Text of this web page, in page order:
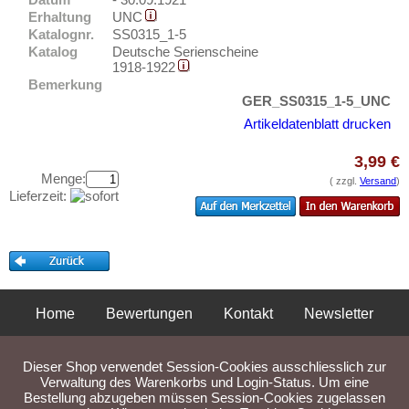
Emmendingen
Emmerich
Ems, Bad
Erkelenz
Eschershausen
Eschwege
Essen
Esslingen
Testbanknoten
Banknotenbriefe
Kataloge
Aufbewahrung
Kontakt
Preislisten
Ankauf
Erhaltungsgrade
FAQ
Erhaltung
UNC
Katalognr.
SS0315_1-5
Katalog
Deutsche Serienscheine
1918-1922
Bemerkung
GER_SS0315_1-5_UNC
Artikeldatenblatt drucken
Menge:
Lieferzeit:
3,99 €
( zzgl. Versand)
Home Bewertungen Kontakt
Newsletter
Liefer- und Versandkosten
Dieser Shop verwendet Session-Cookies ausschliesslich zur
Verwaltung des Warenkorbs und Login-Status. Um eine
Bestellung abzugeben müssen Session-Cookies zugelassen